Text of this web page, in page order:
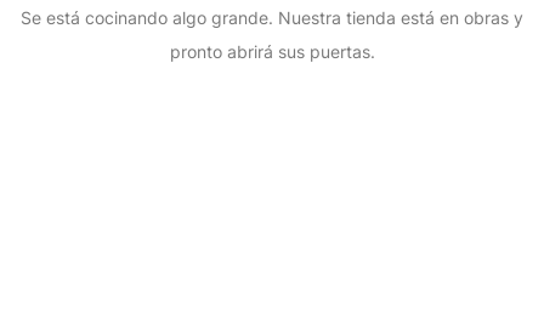
Se está cocinando algo grande. Nuestra tienda está en obras y
pronto abrirá sus puertas.